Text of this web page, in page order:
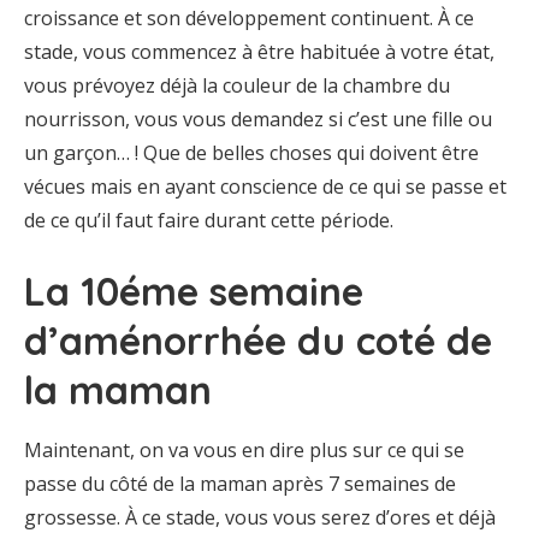
croissance et son développement continuent. À ce
stade, vous commencez à être habituée à votre état,
vous prévoyez déjà la couleur de la chambre du
nourrisson, vous vous demandez si c’est une fille ou
un garçon… ! Que de belles choses qui doivent être
vécues mais en ayant conscience de ce qui se passe et
de ce qu’il faut faire durant cette période.
La 10éme semaine
d’aménorrhée du coté de
la maman
Maintenant, on va vous en dire plus sur ce qui se
passe du côté de la maman après 7 semaines de
grossesse. À ce stade, vous vous serez d’ores et déjà